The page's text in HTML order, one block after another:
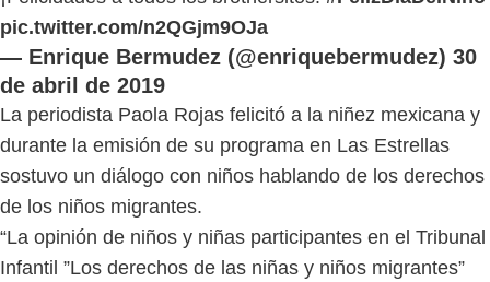
pic.twitter.com/n2QGjm9OJa
— Enrique Bermudez (@enriquebermudez) 30
de abril de 2019
La periodista Paola Rojas felicitó a la niñez mexicana y
durante la emisión de su programa en Las Estrellas
sostuvo un diálogo con niños hablando de los derechos
de los niños migrantes.
“La opinión de niños y niñas participantes en el Tribunal
Infantil ”Los derechos de las niñas y niños migrantes”